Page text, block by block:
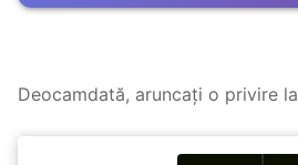
Deocamdată, aruncați o privire la